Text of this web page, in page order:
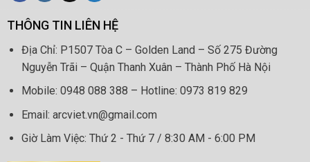
THÔNG TIN LIÊN HỆ
Địa Chỉ: P1507 Tòa C – Golden Land – Số 275 Đường
Nguyễn Trãi – Quận Thanh Xuân – Thành Phố Hà Nội
Mobile: 0948 088 388 – Hotline: 0973 819 829
Email: arcviet.vn@gmail.com
Giờ Làm Việc: Thứ 2 - Thứ 7 / 8:30 AM - 6:00 PM